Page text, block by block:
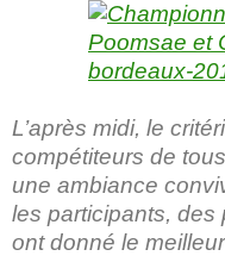
L’après­ midi, le
compétiteurs de
une ambiance
les participants, des
ont donné le